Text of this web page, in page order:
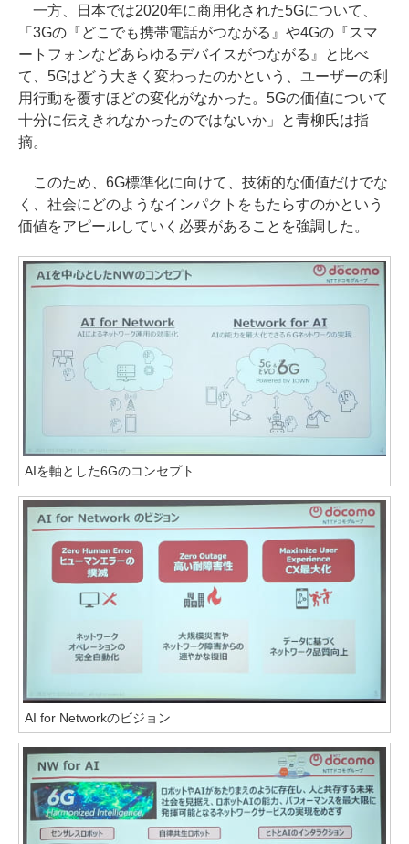
一方、日本では2020年に商用化された5Gについて、
「3Gの『どこでも携帯電話がつながる』や4Gの『スマ
ートフォンなどあらゆるデバイスがつながる』と比べ
て、5Gはどう大きく変わったのかという、ユーザーの利
用行動を覆すほどの変化がなかった。5Gの価値について
十分に伝えきれなかったのではないか」と青柳氏は指
摘。
このため、6G標準化に向けて、技術的な価値だけでな
く、社会にどのようなインパクトをもたらすのかという
価値をアピールしていく必要があることを強調した。
AIを軸とした6Gのコンセプト
AI for Networkのビジョン